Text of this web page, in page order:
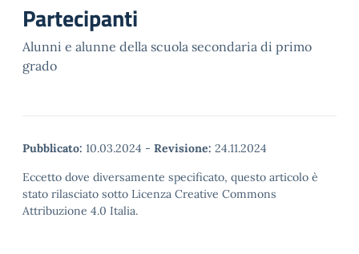
Partecipanti
Alunni e alunne della scuola secondaria di primo
grado
Pubblicato: 10.03.2024 - Revisione: 24.11.2024
Eccetto dove diversamente specificato, questo articolo è
stato rilasciato sotto Licenza Creative Commons
Attribuzione 4.0 Italia.